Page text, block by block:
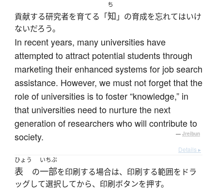
貢献する研究者を育てる「
ち
知 」の育成を忘れてはいけ
ないだろう。
In recent years, many universities have
attempted to attract potential students through
marketing their enhanced systems for job search
assistance. However, we must not forget that the
role of universities is to foster “knowledge,” in
that universities need to nurture the next
generation of researchers who will contribute to
society.
— Jreibun
Details ▸
ひょう
表 の
いちぶ
一部を印刷する場合は、印刷する範囲をドラ
ッグして選択してから、印刷ボタンを押す。